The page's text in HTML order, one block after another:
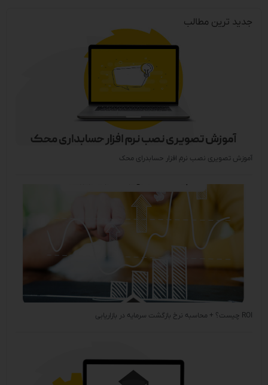
جدید ترین مطالب
آموزش تصویری نصب نرم افزار حسابدرای محک
ROI چیست؟ + محاسبه نرخ بازگشت سرمایه در بازاریابی